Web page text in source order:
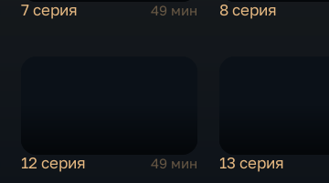
7 серия 49 мин 8 серия
12 серия 49 мин 13 серия